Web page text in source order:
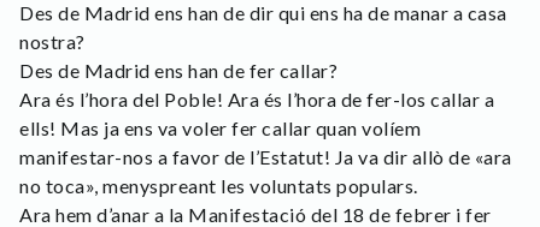
Des de Madrid ens han de dir qui ens ha de manar a casa
nostra?
Des de Madrid ens han de fer callar?
Ara és l’hora del Poble! Ara és l’hora de fer-los callar a
ells! Mas ja ens va voler fer callar quan volíem
manifestar-nos a favor de l’Estatut! Ja va dir allò de «ara
no toca», menyspreant les voluntats populars.
Ara hem d’anar a la Manifestació del 18 de febrer i fer